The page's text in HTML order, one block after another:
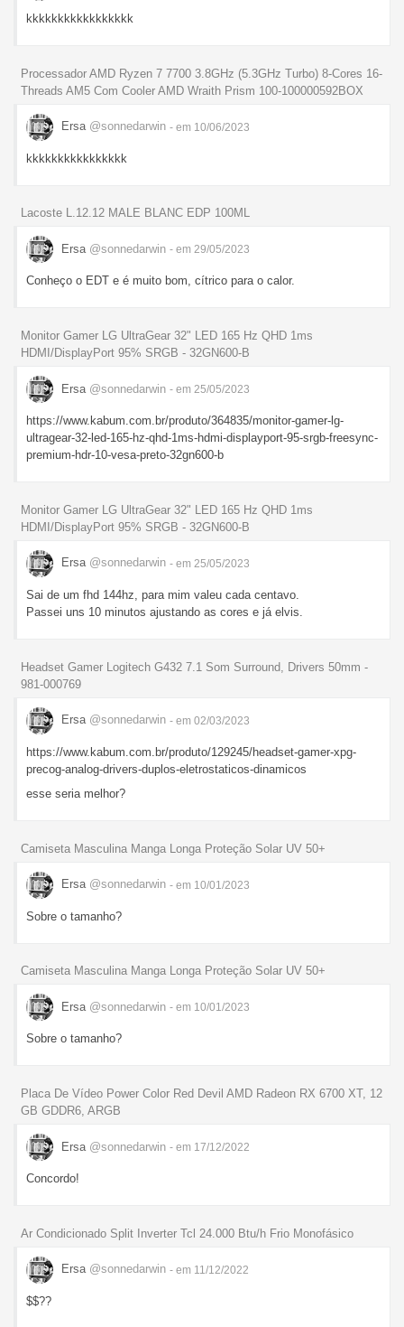
kkkkkkkkkkkkkkkkk
Processador AMD Ryzen 7 7700 3.8GHz (5.3GHz Turbo) 8-Cores 16-
Threads AM5 Com Cooler AMD Wraith Prism 100-100000592BOX
Ersa @sonnedarwin - em 10/06/2023
kkkkkkkkkkkkkkkk
Lacoste L.12.12 MALE BLANC EDP 100ML
Ersa @sonnedarwin - em 29/05/2023
Conheço o EDT e é muito bom, cítrico para o calor.
Monitor Gamer LG UltraGear 32" LED 165 Hz QHD 1ms
HDMI/DisplayPort 95% SRGB - 32GN600-B
Ersa @sonnedarwin - em 25/05/2023
https://www.kabum.com.br/produto/364835/monitor-gamer-lg-
ultragear-32-led-165-hz-qhd-1ms-hdmi-displayport-95-srgb-freesync-
premium-hdr-10-vesa-preto-32gn600-b
Monitor Gamer LG UltraGear 32" LED 165 Hz QHD 1ms
HDMI/DisplayPort 95% SRGB - 32GN600-B
Ersa @sonnedarwin - em 25/05/2023
Sai de um fhd 144hz, para mim valeu cada centavo.
Passei uns 10 minutos ajustando as cores e já elvis.
Headset Gamer Logitech G432 7.1 Som Surround, Drivers 50mm -
981-000769
Ersa @sonnedarwin - em 02/03/2023
https://www.kabum.com.br/produto/129245/headset-gamer-xpg-
precog-analog-drivers-duplos-eletrostaticos-dinamicos
esse seria melhor?
Camiseta Masculina Manga Longa Proteção Solar UV 50+
Ersa @sonnedarwin - em 10/01/2023
Sobre o tamanho?
Camiseta Masculina Manga Longa Proteção Solar UV 50+
Ersa @sonnedarwin - em 10/01/2023
Sobre o tamanho?
Placa De Vídeo Power Color Red Devil AMD Radeon RX 6700 XT, 12
GB GDDR6, ARGB
Ersa @sonnedarwin - em 17/12/2022
Concordo!
Ar Condicionado Split Inverter Tcl 24.000 Btu/h Frio Monofásico
Ersa @sonnedarwin - em 11/12/2022
$$??